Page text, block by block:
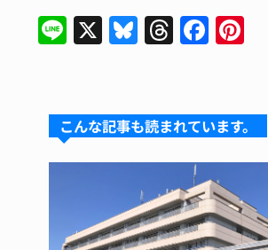
Li
n
X Bl
u
s
k
y
T
hr
a
d
s
F
a
e
b
o
o
k
re
st
こんな記事も読まれています。